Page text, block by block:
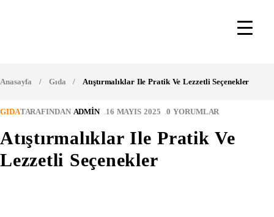
Anasayfa / Gıda / Atıştırmalıklar Ile Pratik Ve Lezzetli Seçenekler
GIDATARAFINDAN ADMIN 16 MAYIS 2025 0 YORUMLAR
Atıştırmalıklar Ile Pratik Ve
Lezzetli Seçenekler